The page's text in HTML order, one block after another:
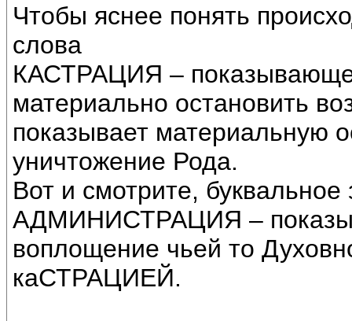
Чтобы яснее понять
слова
КАСТРАЦИЯ –
материально остановить
показывает материальную
уничтожение Рода.
Вот и смотрите, буквальное
АДМИНИСТРАЦИЯ –
воплощение чьей то
каСТРАЦИЕЙ.